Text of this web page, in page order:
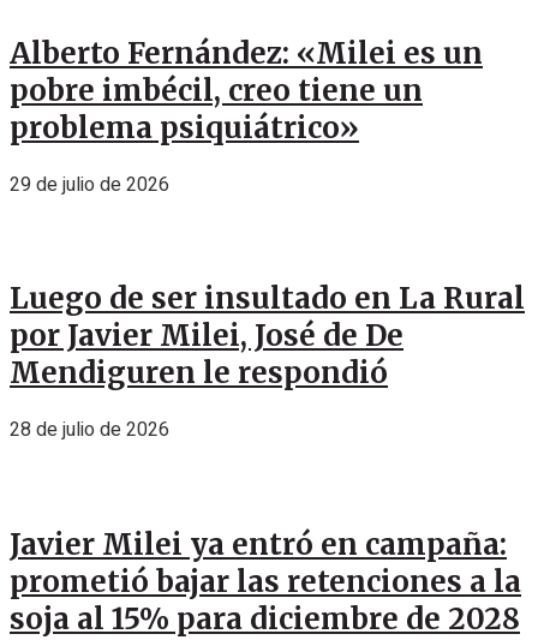
Alberto Fernández: «Milei es un
pobre imbécil, creo tiene un
problema psiquiátrico»
29 de julio de 2026
Luego de ser insultado en La Rural
por Javier Milei, José de De
Mendiguren le respondió
28 de julio de 2026
Javier Milei ya entró en campaña:
prometió bajar las retenciones a la
soja al 15% para diciembre de 2028